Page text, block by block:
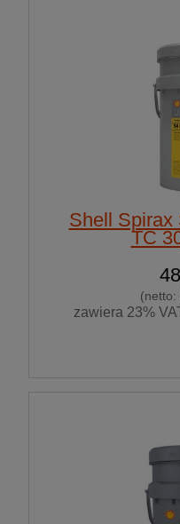
Shell Spirax
TC
(netto:
zawiera 23%